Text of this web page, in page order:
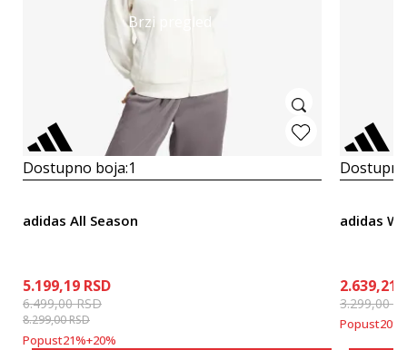
Brzi pregled
Dostupno boja:1
adidas All Season
5.199,19 RSD
6.499,00RSD
8.299,00RSD
Popust21%+20%
adidas W
2.639,21
3.299,00
Popust20%